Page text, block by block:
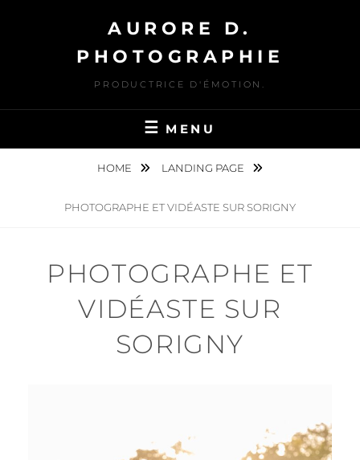
AURORE D.
PHOTOGRAPHIE
PRODUCTRICE D'ÉMOTION.
MENU
HOME LANDING PAGE
PHOTOGRAPHE ET VIDÉASTE SUR SORIGNY
PHOTOGRAPHE ET
VIDÉASTE SUR
SORIGNY